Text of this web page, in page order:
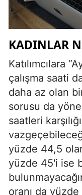
KADINLAR
Katılımcılara
çalışma saati
daha az olan
sorusu da
saatleri
yüzde 44,5
yüzde 45'i ise
oranı da yüzde